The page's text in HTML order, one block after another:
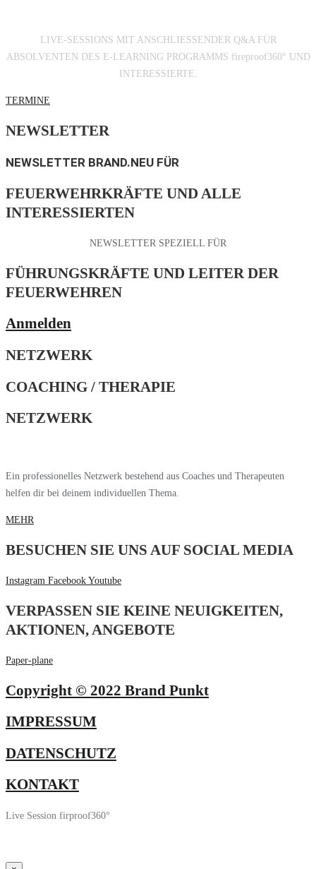
LIVE-SESSIONS MIT ANSCHLIESSENDER Q&A FÜR
ABSOLVENTEN DES E-LEARNING PROGRAMMS fireproof360° UND
INTERESSIERTE.
TERMINE
NEWSLETTER
NEWSLETTER BRAND.NEU FÜR
FEUERWEHRKRÄFTE UND ALLE
INTERESSIERTEN​
NEWSLETTER SPEZIELL FÜR
FÜHRUNGSKRÄFTE UND LEITER DER
FEUERWEHREN
Anmelden
NETZWERK
COACHING / THERAPIE
NETZWERK
Ein professionelles Netzwerk bestehend aus Coaches und Therapeuten
helfen dir bei deinem individuellen Thema.
MEHR
BESUCHEN SIE UNS AUF SOCIAL MEDIA
Instagram FacebookYoutube
VERPASSEN SIE KEINE NEUIGKEITEN,
AKTIONEN, ANGEBOTE
Paper-plane
Copyright © 2022 Brand Punkt
IMPRESSUM
DATENSCHUTZ
KONTAKT
Live Session firproof360°